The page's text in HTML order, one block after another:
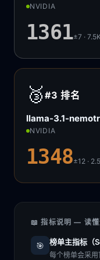
NVIDIA
1361±7 ·
🥉 #3排名
llama-3.1-
NVIDIA
1348±12 ·
📖 指标说明 — 读懂
🎯 榜单主指标（
每个榜单会采